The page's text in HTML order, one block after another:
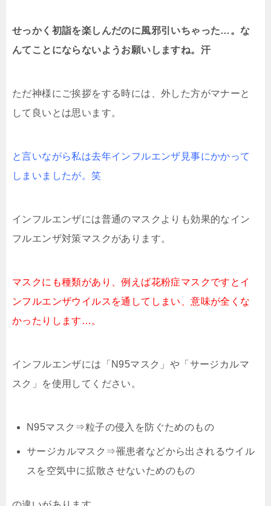
せっかく初詣を楽しんだのに風邪引いちゃった…。な
んてことにならないようお願いしますね。汗
ただ神様にご挨拶をする時には、外した方がマナーと
して良いとは思います。
と言いながら私は去年インフルエンザ見事にかかって
しまいましたが。笑
インフルエンザには普通のマスクよりも効果的なイン
フルエンザ対策マスクがあります。
マスクにも種類があり、例えば花粉症マスクですとイ
ンフルエンザウイルスを通してしまい、意味が全くな
かったりします…。
インフルエンザには「N95マスク」や「サージカルマ
スク」を使用してください。
N95マスク⇒粒子の侵入を防ぐためのもの
サージカルマスク⇒罹患者などから出されるウイル
スを空気中に拡散させないためのもの